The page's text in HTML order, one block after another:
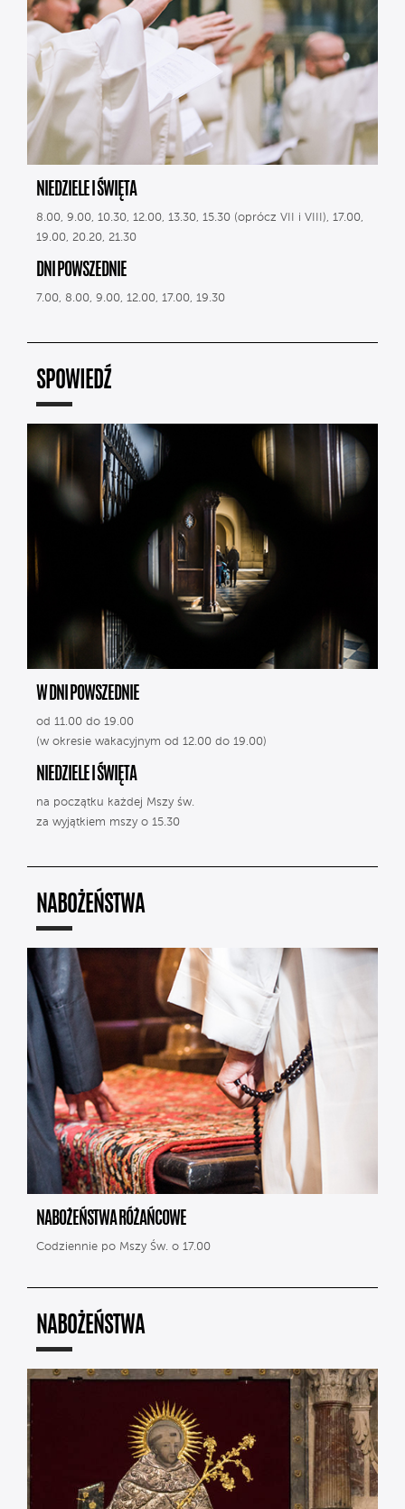
NIEDZIELE I ŚWIĘTA
8.00, 9.00, 10.30, 12.00, 13.30, 15.30 (oprócz VII i VIII), 17.00,
19.00, 20.20, 21.30
DNI POWSZEDNIE
7.00, 8.00, 9.00, 12.00, 17.00, 19.30
SPOWIEDŹ
W DNI POWSZEDNIE
od 11.00 do 19.00
(w okresie wakacyjnym od 12.00 do 19.00)
NIEDZIELE I ŚWIĘTA
na początku każdej Mszy św.
za wyjątkiem mszy o 15.30
NABOŻEŃSTWA
NABOŻEŃSTWA RÓŻAŃCOWE
Codziennie po Mszy Św. o 17.00
NABOŻEŃSTWA